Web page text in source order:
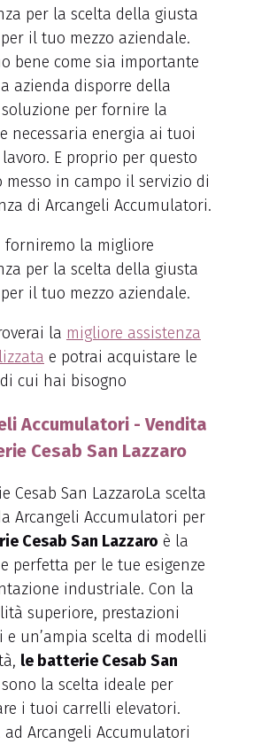
per la scelta della giusta
il tuo mezzo aziendale.
bene come sia importante
azienda disporre della
per fornire la
necessaria energia ai tuoi
E proprio per questo
messo in campo il servizio di
di Arcangeli Accumulatori.
la migliore
per la scelta della giusta
il tuo mezzo aziendale.
la migliore assistenza
e potrai acquistare le
cui hai bisogno
Accumulatori - Vendita
Cesab San Lazzaro
La scelta
Arcangeli Accumulatori per
Cesab San Lazzaro è la
perfetta per le tue esigenze
industriale. Con la
superiore, prestazioni
un’ampia scelta di modelli
le batterie Cesab San
sono la scelta ideale per
i tuoi carrelli elevatori.
ad Arcangeli Accumulatori